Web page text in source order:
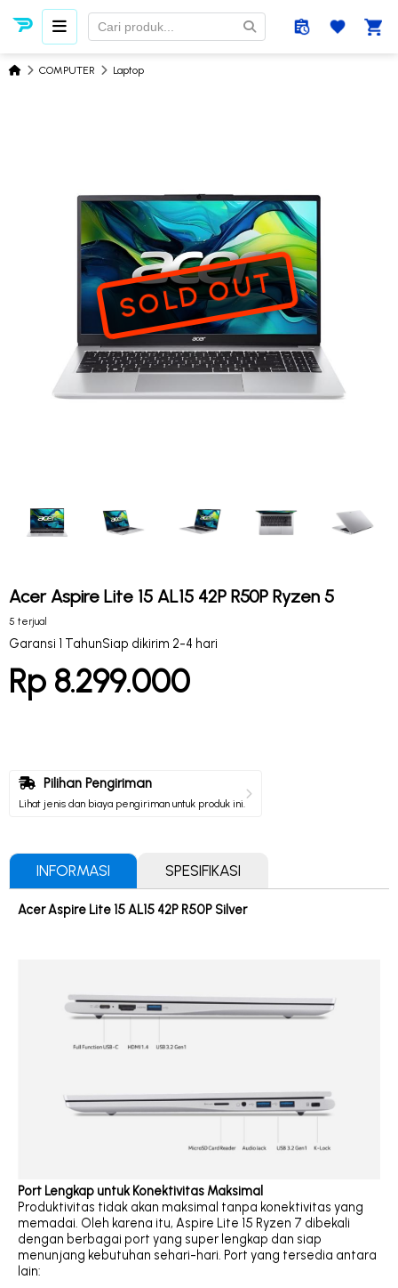
COMPUTER Laptop
SOLD OUT
Acer Aspire Lite 15 AL15 42P R50P Ryzen 5
5 terjual
Garansi 1 TahunSiap dikirim 2-4 hari
Rp 8.299.000
Pilihan Pengiriman
Lihat jenis dan biaya pengiriman untuk produk ini.
INFORMASI SPESIFIKASI
Acer Aspire Lite 15 AL15 42P R50P Silver
Port Lengkap untuk Konektivitas Maksimal
Produktivitas tidak akan maksimal tanpa konektivitas yang
memadai. Oleh karena itu, Aspire Lite 15 Ryzen 7 dibekali
dengan berbagai port yang super lengkap dan siap
menunjang kebutuhan sehari-hari. Port yang tersedia antara
lain: